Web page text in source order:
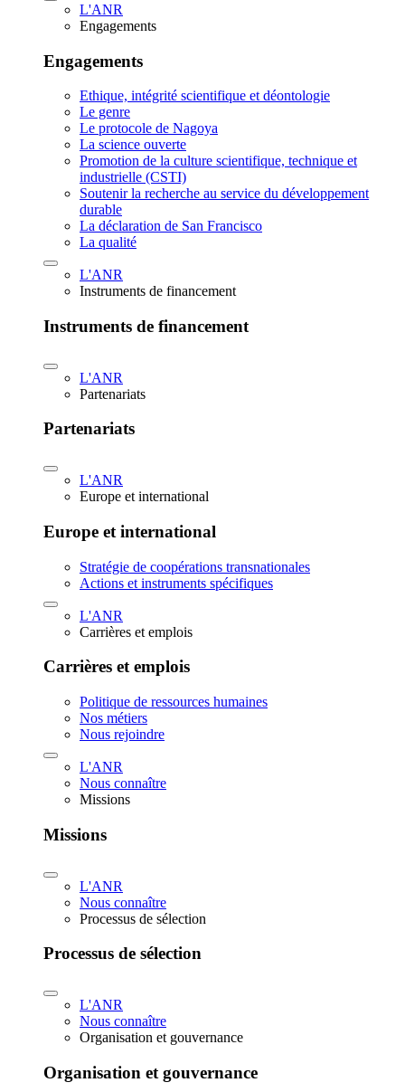
L'ANR
Engagements
Engagements
Ethique, intégrité scientifique et déontologie
Le genre
Le protocole de Nagoya
La science ouverte
Promotion de la culture scientifique, technique et
industrielle (CSTI)
Soutenir la recherche au service du développement
durable
La déclaration de San Francisco
La qualité
L'ANR
Instruments de financement
Instruments de financement
L'ANR
Partenariats
Partenariats
L'ANR
Europe et international
Europe et international
Stratégie de coopérations transnationales
Actions et instruments spécifiques
L'ANR
Carrières et emplois
Carrières et emplois
Politique de ressources humaines
Nos métiers
Nous rejoindre
L'ANR
Nous connaître
Missions
Missions
L'ANR
Nous connaître
Processus de sélection
Processus de sélection
L'ANR
Nous connaître
Organisation et gouvernance
Organisation et gouvernance